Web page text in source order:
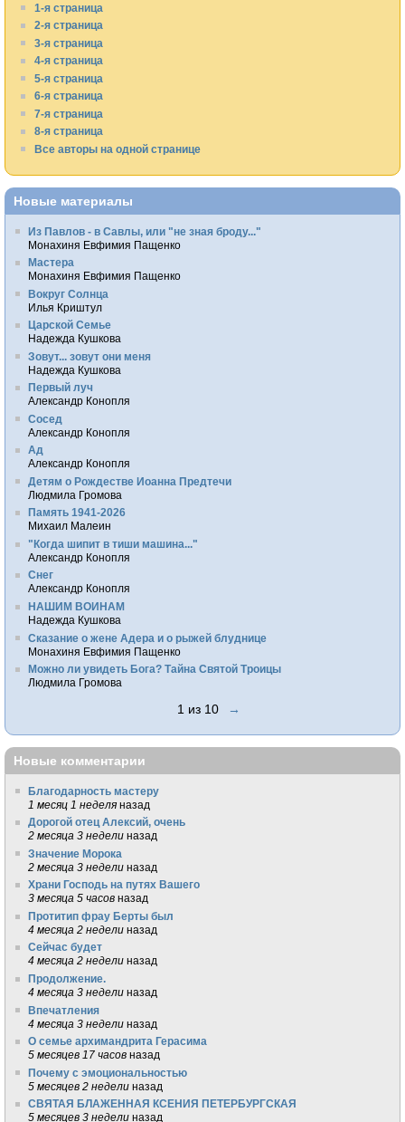
1-я страница
2-я страница
3-я страница
4-я страница
5-я страница
6-я страница
7-я страница
8-я страница
Все авторы на одной странице
Новые материалы
Из Павлов - в Савлы, или "не зная броду..."
Монахиня Евфимия Пащенко
Мастера
Монахиня Евфимия Пащенко
Вокруг Солнца
Илья Криштул
Царской Семье
Надежда Кушкова
Зовут... зовут они меня
Надежда Кушкова
Первый луч
Александр Конопля
Сосед
Александр Конопля
Ад
Александр Конопля
Детям о Рождестве Иоанна Предтечи
Людмила Громова
Память 1941-2026
Михаил Малеин
"Когда шипит в тиши машина..."
Александр Конопля
Снег
Александр Конопля
НАШИМ ВОИНАМ
Надежда Кушкова
Сказание о жене Адера и о рыжей блуднице
Монахиня Евфимия Пащенко
Можно ли увидеть Бога? Тайна Святой Троицы
Людмила Громова
1 из 10 →
Новые комментарии
Благодарность мастеру
1 месяц 1 неделя назад
Дорогой отец Алексий, очень
2 месяца 3 недели назад
Значение Морока
2 месяца 3 недели назад
Храни Господь на путях Вашего
3 месяца 5 часов назад
Протитип фрау Берты был
4 месяца 2 недели назад
Сейчас будет
4 месяца 2 недели назад
Продолжение.
4 месяца 3 недели назад
Впечатления
4 месяца 3 недели назад
О семье архимандрита Герасима
5 месяцев 17 часов назад
Почему с эмоциональностью
5 месяцев 2 недели назад
СВЯТАЯ БЛАЖЕННАЯ КСЕНИЯ ПЕТЕРБУРГСКАЯ
5 месяцев 3 недели назад